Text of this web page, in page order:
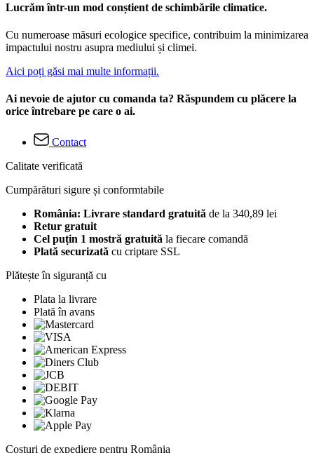
Lucrăm într-un mod conștient de schimbările climatice.
Cu numeroase măsuri ecologice specifice, contribuim la minimizarea
impactului nostru asupra mediului și climei.
Aici poți găsi mai multe informații.
Ai nevoie de ajutor cu comanda ta? Răspundem cu plăcere la
orice întrebare pe care o ai.
Contact
Calitate verificată
Cumpărături sigure și conformtabile
România: Livrare standard gratuită de la 340,89 lei
Retur gratuit
Cel puțin 1 mostră gratuită la fiecare comandă
Plată securizată cu criptare SSL
Plătește în siguranță cu
Plata la livrare
Plată în avans
Costuri de expediere pentru România